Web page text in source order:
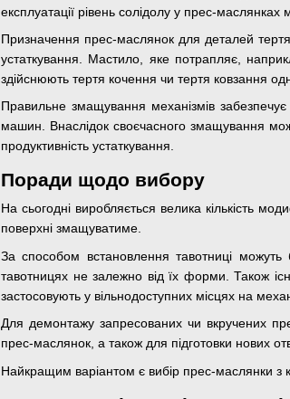
експлуатації рівень солідолу у прес-
Призначення прес-маслянок для деталей
устаткування. Мастило, яке потрапляє,
здійснюють тертя кочення чи тертя ковзання
Правильне змащування механізмів
машин. Внаслідок своєчасного змащування
продуктивність устаткування.
Поради щодо вибору
На сьогодні виробляється велика кількість
поверхні змащуватиме.
За способом встановлення тавотниці можуть
тавотницях не залежно від їх форми. Також
застосовують у вільнодоступних місцях на
Для демонтажу запресованих чи вкручених
прес-маслянок, а також для підготовки нових
Найкращим варіантом є вибір прес-маслянки з